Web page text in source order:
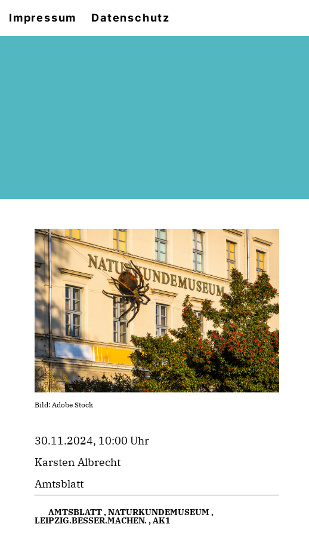
Impressum Datenschutz
Bild: Adobe Stock
30.11.2024, 10:00 Uhr
Karsten Albrecht
Amtsblatt
AMTSBLATT,NATURKUNDEMUSEUM ,
LEIPZIG.BESSER.MACHEN. ,AK1